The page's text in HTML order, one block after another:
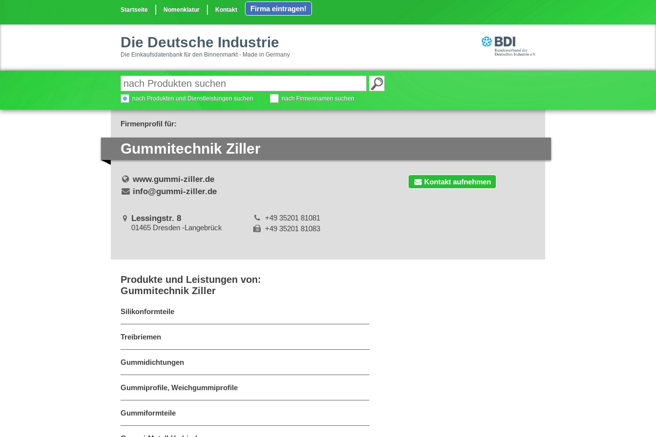
Startseite Nomenklatur Kontakt Firma eintragen!
Die Deutsche Industrie
Die Einkaufsdatenbank für den Binnenmarkt - Made in Germany
nach Produkten und Dienstleistungen suchen nach Firmennamen suchen
Firmenprofil für:
Gummitechnik Ziller
Kontakt aufnehmen
www.gummi-ziller.de
info@gummi-ziller.de
Lessingstr. 8
01465 Dresden -Langebrück
+49 35201 81081
+49 35201 81083
Produkte und Leistungen von:
Gummitechnik Ziller
Silikonformteile
Treibriemen
Gummidichtungen
Gummiprofile, Weichgummiprofile
Gummiformteile